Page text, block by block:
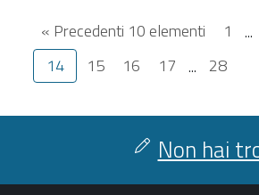
« Precedenti 10 elementi 1 ...
14
15 16 17 ... 28
Non hai